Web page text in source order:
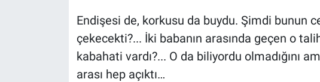
Endişesi de, korkusu da buydu. Şimdi bunun
çekecekti?... İki babanın arasında geçen o
kabahati vardı?... O da biliyordu olmadığını
arası hep açıktı…